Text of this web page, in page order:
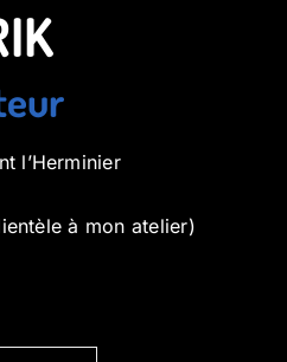
l’Herminier
à mon atelier)